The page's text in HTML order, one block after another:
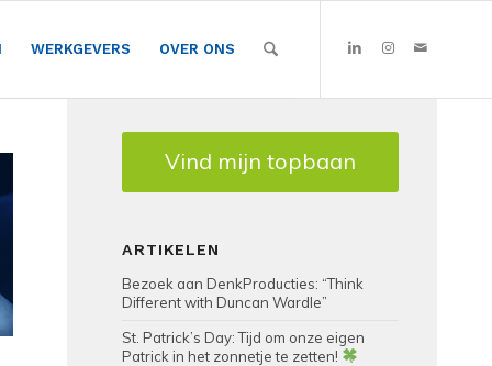
WERKGEVERS OVER ONS
Vind mijn topbaan
ARTIKELEN
Bezoek aan DenkProducties: “Think
Different with Duncan Wardle”
St. Patrick’s Day: Tijd om onze eigen
Patrick in het zonnetje te zetten!